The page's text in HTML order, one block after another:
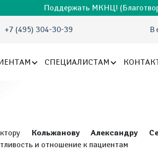
Поддержать МКНЦ!
+7 (495) 304-30-39
СПЕЦИАЛИСТАМ
Кольжанову Александру
и отношение к пациентам